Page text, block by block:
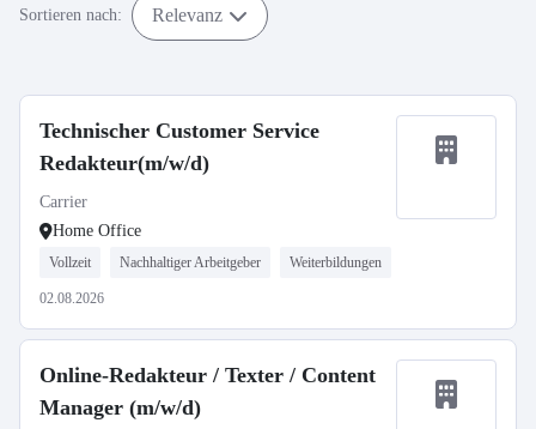
Sortieren nach: Relevanz
Technischer Customer Service
Redakteur(m/w/d)
Carrier
Home Office
Vollzeit Nachhaltiger Arbeitgeber Weiterbildungen
02.08.2026
Online-Redakteur / Texter / Content
Manager (m/w/d)